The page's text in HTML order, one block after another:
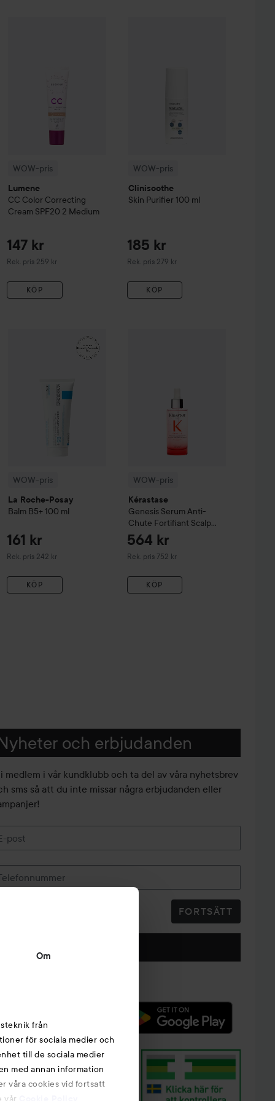
Om
från
för sociala medier och
till de sociala medier
med annan information
våra cookies vid fortsatt
vår
WOW-pris
Lumene
CC Color Correcting
Cream SPF20 2 Medium
147 kr
Rek. pris 259 kr
Rekommenderat pris 259 kr
KÖP
WOW-pris
Clinisoothe
Skin Purifier 100 ml
185 kr
Rek. pris 279 kr
Rekommenderat pris 279 kr
KÖP
& Eyebrow Tint 3 Natural Brown
WOW-pris
La Roche-Posay
Balm B5+ 100 ml
161 kr
Rek. pris 242 kr
Rekommenderat pris 242 kr
KÖP
La Roche-Posay
WOW-pris
Kérastase
Genesis Serum Anti-
Chute Fortifiant Scalp
Serum 90 ml
564 kr
Rek. pris 752 kr
Rekommenderat pris 752 kr
KÖP
och erbjudanden
medlem i vår kundklubb och ta del av våra nyhetsbrev
sms så att du inte missar några erbjudanden eller
post
FORTSÄTT
Följ oss